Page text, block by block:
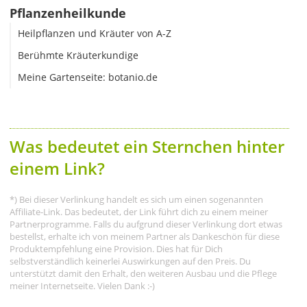
Pflanzenheilkunde
Heilpflanzen und Kräuter von A-Z
Berühmte Kräuterkundige
Meine Gartenseite: botanio.de
Was bedeutet ein Sternchen hinter
einem Link?
*) Bei dieser Verlinkung handelt es sich um einen sogenannten
Affiliate-Link. Das bedeutet, der Link führt dich zu einem meiner
Partnerprogramme. Falls du aufgrund dieser Verlinkung dort etwas
bestellst, erhalte ich von meinem Partner als Dankeschön für diese
Produktempfehlung eine Provision. Dies hat für Dich
selbstverständlich keinerlei Auswirkungen auf den Preis. Du
unterstützt damit den Erhalt, den weiteren Ausbau und die Pflege
meiner Internetseite. Vielen Dank :-)